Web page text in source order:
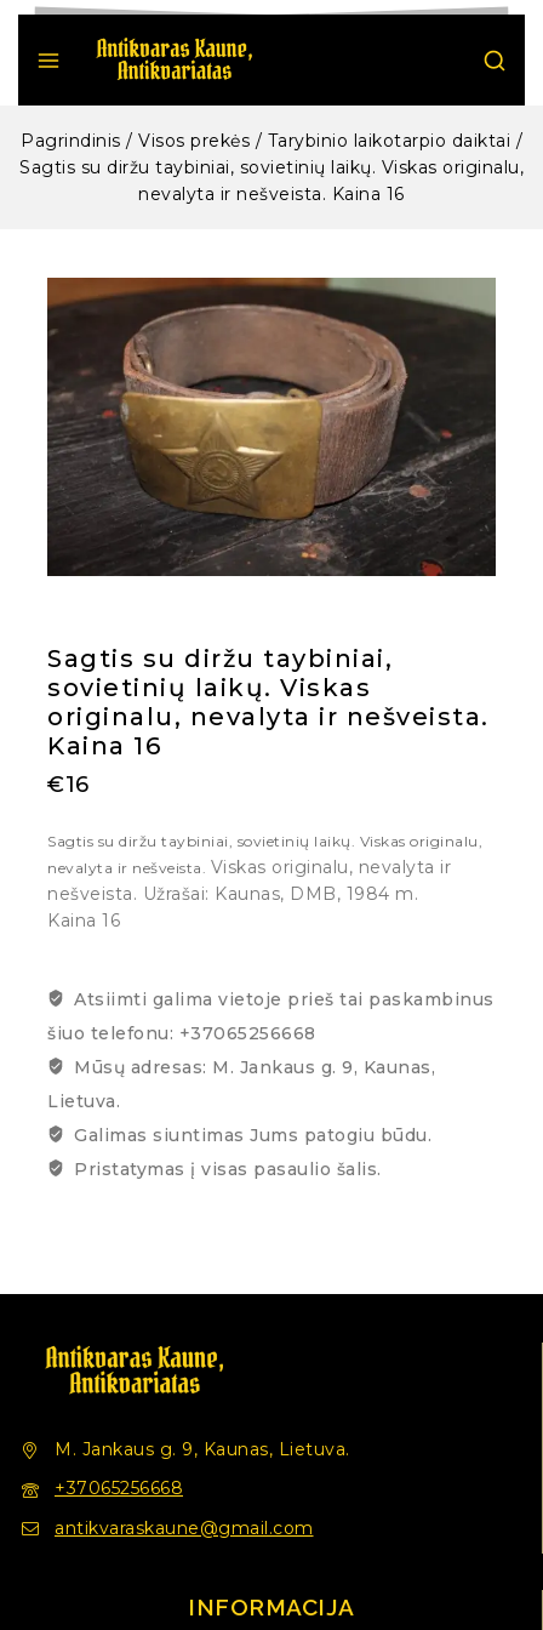
Pagrindinis / Visos prekės / Tarybinio laikotarpio daiktai /
Sagtis su diržu taybiniai, sovietinių laikų. Viskas originalu,
nevalyta ir nešveista. Kaina 16
Sagtis su diržu taybiniai,
sovietinių laikų. Viskas
originalu, nevalyta ir nešveista.
Kaina 16
€16
Sagtis su diržu taybiniai, sovietinių laikų. Viskas originalu,
nevalyta ir nešveista. Viskas originalu, nevalyta ir
nešveista. Užrašai: Kaunas, DMB, 1984 m.
Kaina 16
Atsiimti galima vietoje prieš tai paskambinus
šiuo telefonu: +37065256668
Mūsų adresas: M. Jankaus g. 9, Kaunas,
Lietuva.
Galimas siuntimas Jums patogiu būdu.
Pristatymas į visas pasaulio šalis.
M. Jankaus g. 9, Kaunas, Lietuva.
+37065256668
antikvaraskaune@gmail.com
INFORMACIJA